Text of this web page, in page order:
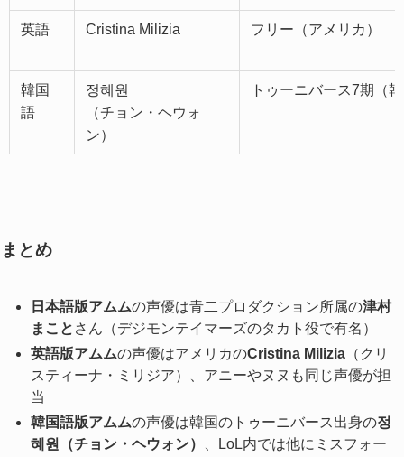
英語 Cristina Milizia フリー（アメリカ）
韓国
語
정혜원
（チョン・ヘウォ
ン）
トゥーニバース7期（
まとめ
日本語版アムムの声優は青二プロダクション所属の津村
まこと さん（デジモンテイマーズのタカト役で有名）
英語版アムムの声優はアメリカのCristina Milizia （クリ
スティーナ・ミリジア）、アニーやヌヌも同じ声優が担
当
韓国語版アムムの声優は韓国のトゥーニバース出身の정
혜원（チョン・ヘウォン）
、LoL内では他にミスフォー